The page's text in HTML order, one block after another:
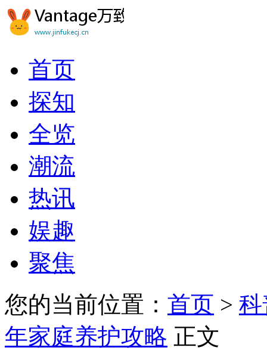
首页
探知
全览
潮流
热讯
娱趣
聚焦
您的当前位置： 首页 >
年家庭养护攻略 正文